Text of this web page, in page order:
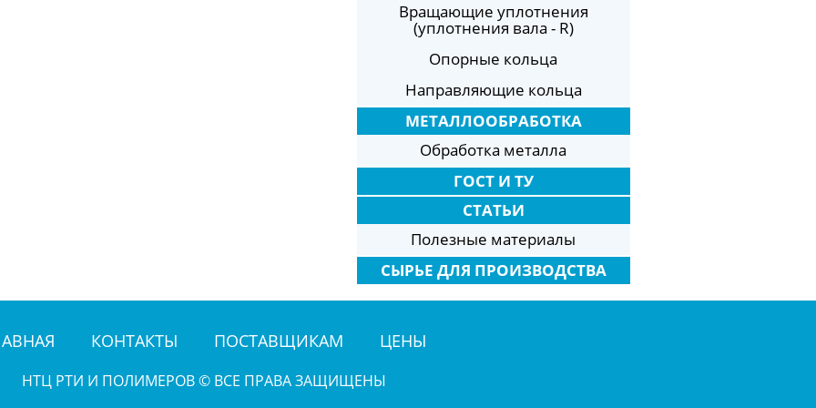
Вращающие уплотнения
(уплотнения вала - R)
Опорные кольца
Направляющие кольца
МЕТАЛЛООБРАБОТКА
Обработка металла
ГОСТ И ТУ
СТАТЬИ
Полезные материалы
СЫРЬЕ ДЛЯ ПРОИЗВОДСТВА
КОНТАКТЫ ПОСТАВЩИКАМ ЦЕНЫ
НТЦ РТИ И ПОЛИМЕРОВ © ВСЕ ПРАВА ЗАЩИЩЕНЫ